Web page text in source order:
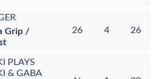
Grip /
26 4 26
PLAYS
& GABA